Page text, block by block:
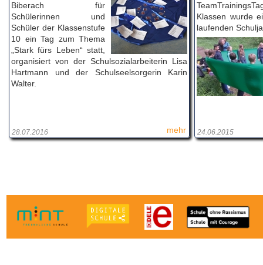
Biberach für
Schülerinnen und
Schüler der Klassenstufe
10 ein Tag zum Thema
„Stark fürs Leben“ statt,
organisiert von der Schulsozialarbeiterin Lisa
Hartmann und der Schulseelsorgerin Karin
Walter.
mehr
28.07.2016
Klassen wurde
laufenden
24.06.2015